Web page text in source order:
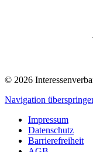
© 2026
Navigation
Impressum
Datenschutz
Barrierefreiheit